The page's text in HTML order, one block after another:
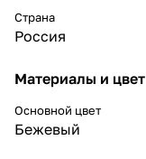
Страна
Россия
Материалы и цвет
Основной цвет
Бежевый